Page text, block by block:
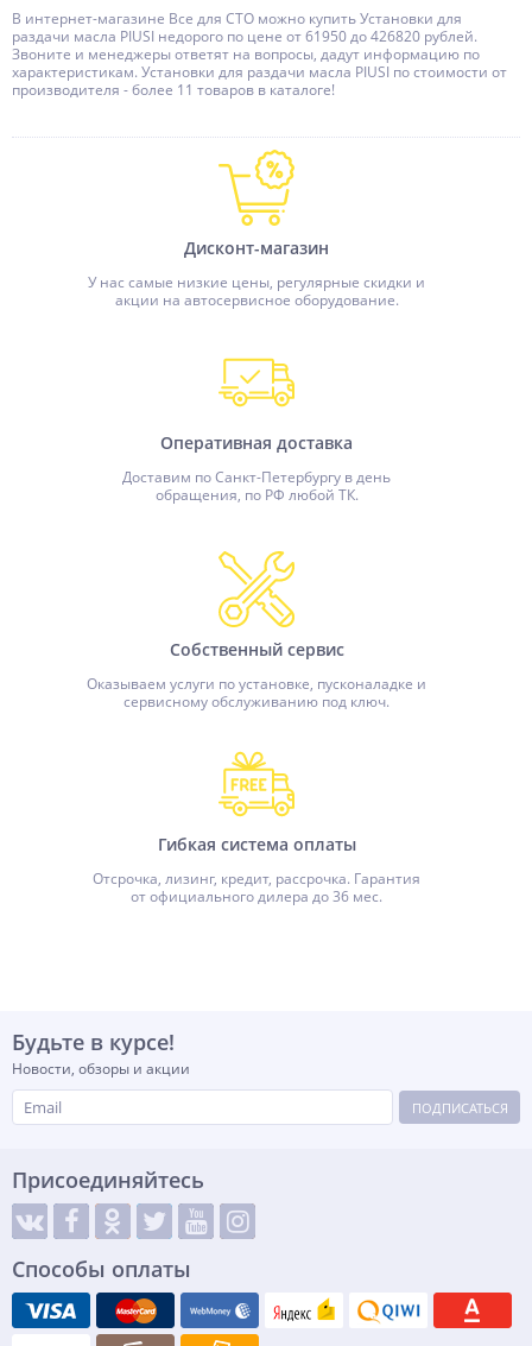
В интернет-магазине Все для СТО можно купить Установки для
раздачи масла PIUSI недорого по цене от 61950 до 426820 рублей.
Звоните и менеджеры ответят на вопросы, дадут информацию по
характеристикам. Установки для раздачи масла PIUSI по стоимости от
производителя - более 11 товаров в каталоге!
Дисконт-магазин
У нас самые низкие цены, регулярные скидки и
акции на автосервисное оборудование.
Оперативная доставка
Доставим по Санкт-Петербургу в день
обращения, по РФ любой ТК.
Собственный сервис
Оказываем услуги по установке, пусконаладке и
сервисному обслуживанию под ключ.
Гибкая система оплаты
Отсрочка, лизинг, кредит, рассрочка. Гарантия
от официального дилера до 36 мес.
Будьте в курсе!
Новости, обзоры и акции
ПОДПИСАТЬСЯ
Присоединяйтесь
Способы оплаты